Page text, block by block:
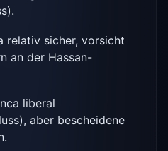
relativ sicher, vorsicht
an der Hassan-
liberal
aber bescheidene